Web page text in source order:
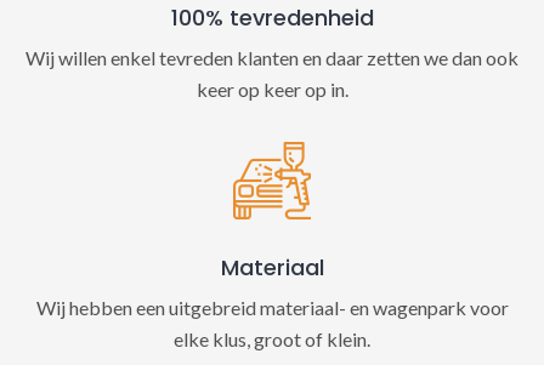
100% tevredenheid
Wij willen enkel tevreden klanten en daar zetten we dan ook
keer op keer op in.
Materiaal
Wij hebben een uitgebreid materiaal- en wagenpark voor
elke klus, groot of klein.